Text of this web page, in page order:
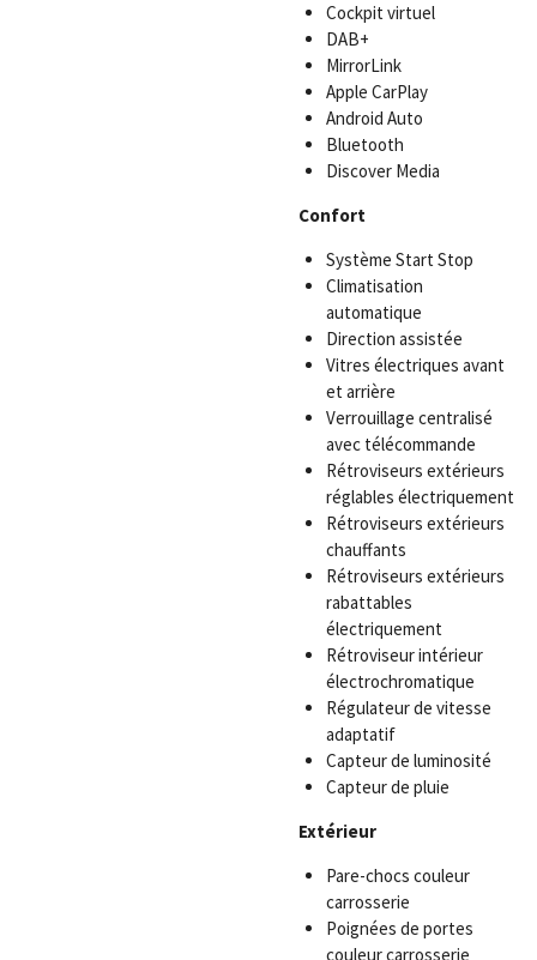
Cockpit virtuel
DAB+
MirrorLink
Apple CarPlay
Android Auto
Bluetooth
Discover Media
Confort
Système Start Stop
Climatisation
automatique
Direction assistée
Vitres électriques avant
et arrière
Verrouillage centralisé
avec télécommande
Rétroviseurs extérieurs
réglables électriquement
Rétroviseurs extérieurs
chauffants
Rétroviseurs extérieurs
rabattables
électriquement
Rétroviseur intérieur
électrochromatique
Régulateur de vitesse
adaptatif
Capteur de luminosité
Capteur de pluie
Extérieur
Pare-chocs couleur
carrosserie
Poignées de portes
couleur carrosserie